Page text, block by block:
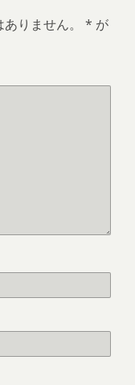
りません。 * が